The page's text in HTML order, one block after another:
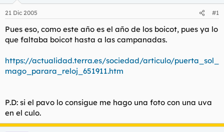
21 Dic 2005 #1
Pues eso, como este año es el año de los boicot, pues ya lo
que faltaba boicot hasta a las campanadas.
https://actualidad.terra.es/sociedad/articulo/puerta_sol_
mago_parara_reloj_651911.htm
P.D: si el pavo lo consigue me hago una foto con una uva
en el culo.